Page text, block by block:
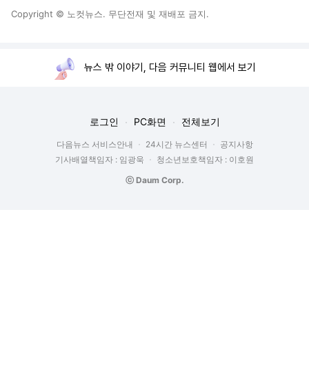
Copyright © 노컷뉴스. 무단전재 및 재배포 금지.
뉴스 밖 이야기, 다음 커뮤니티 웹에서 보기
로그인 PC화면 전체보기
다음뉴스 서비스안내 24시간 뉴스센터
공지사항
기사배열책임자 : 임광욱
청소년보호책임자 : 이호원
ⓒ Daum Corp.